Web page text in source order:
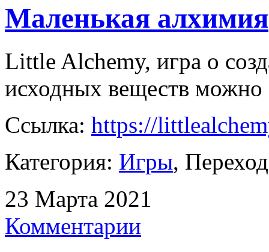
Маленькая алхимия
Little Alchemy, игра о
исходных веществ можно
Ссылка: https://
Категория: Игры,
23 Марта 2021
Комментарии